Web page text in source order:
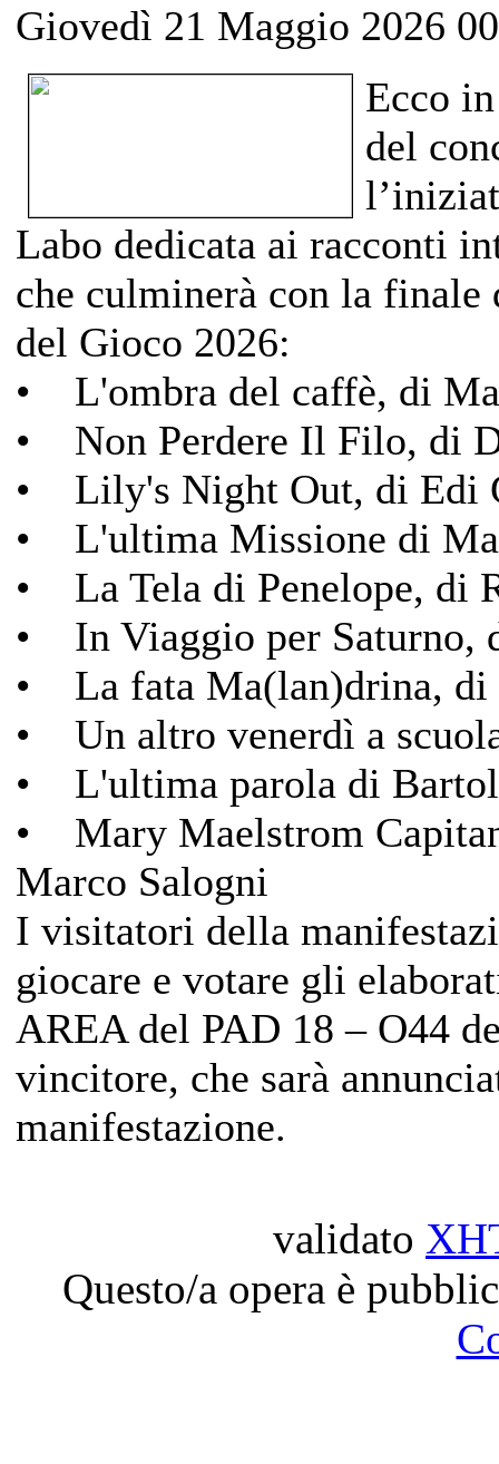
Giovedì 21 Maggio 2026
Ecco
del
Labo dedicata ai racconti
che culminerà con la
del Gioco 2026:
• L'ombra del caffè, di
• Non Perdere Il Filo, di
• Lily's Night Out, di Edi
• L'ultima Missione di
• La Tela di Penelope, di
• In Viaggio per Saturno,
• La fata Ma(lan)drina, di
• Un altro venerdì a
• L'ultima parola di
• Mary Maelstrom
Marco Salogni
I visitatori della
giocare e votare gli
AREA del PAD 18 – O44
vincitore, che sarà
manifestazione.
validato
Questo/a opera è